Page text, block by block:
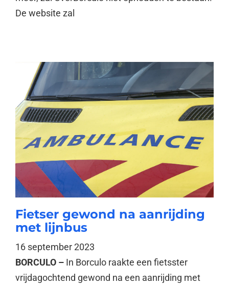
De website zal
Fietser gewond na aanrijding
met lijnbus
16 september 2023
BORCULO – In Borculo raakte een fietsster
vrijdagochtend gewond na een aanrijding met